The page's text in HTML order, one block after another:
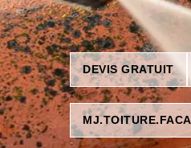
DEVIS GRATUIT